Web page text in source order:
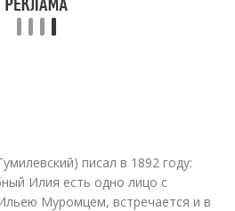
писал в 1892 году:
Илия есть одно лицо с
Муромцем, встречается и в